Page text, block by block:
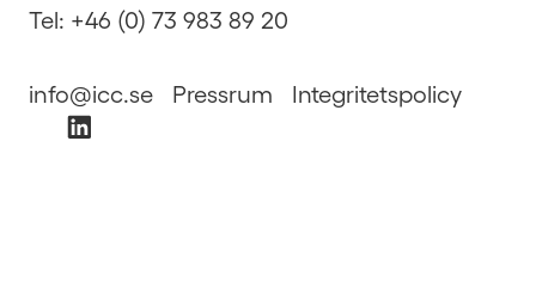
Tel: +46 (0) 73 983 89 20
info@icc.se Pressrum Integritetspolicy